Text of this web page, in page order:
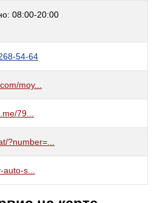
08:00-20:00
54-64
moy...
79...
?number=...
auto-s...